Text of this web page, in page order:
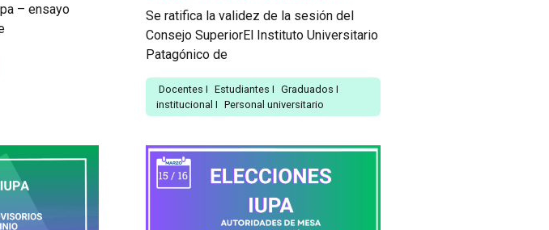
– ensayo
Se ratifica la validez de la sesión del
Consejo SuperiorEl Instituto Universitario
Patagónico de
Docentes I Estudiantes I Graduados I
institucional I Personal universitario